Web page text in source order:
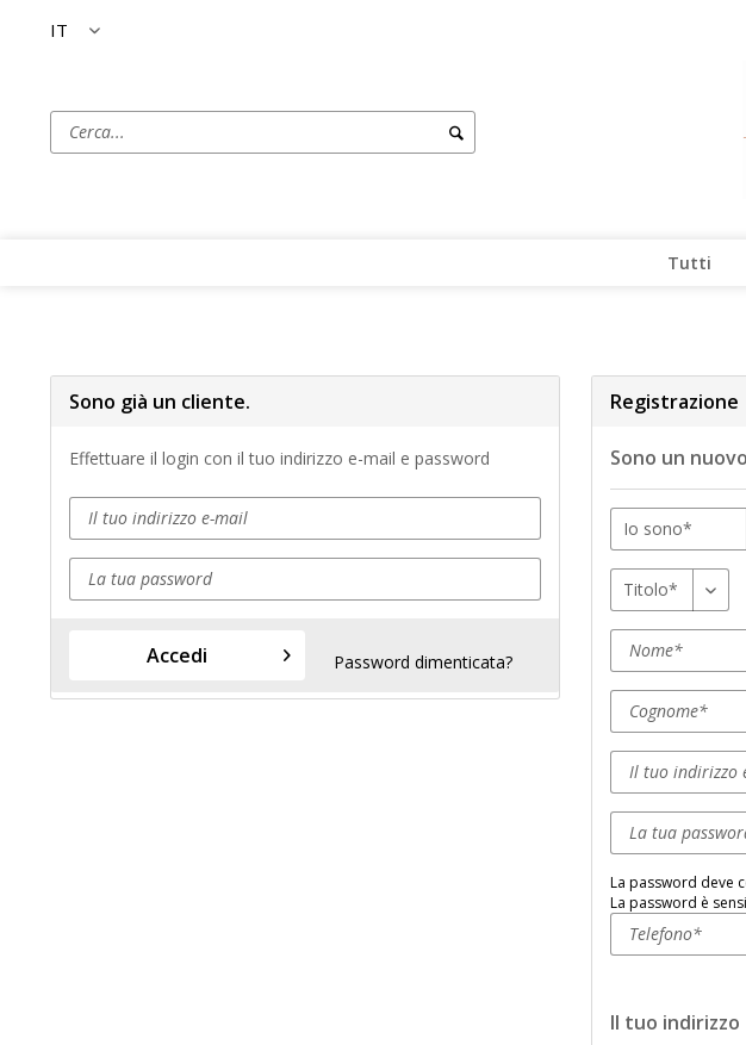
IT
Tutti
Registrazione
Sono un
La password deve
La password è
Il tuo indirizzo
Sono già un cliente.
Effettuare il login con il tuo indirizzo e-mail e password
Accedi Password dimenticata?